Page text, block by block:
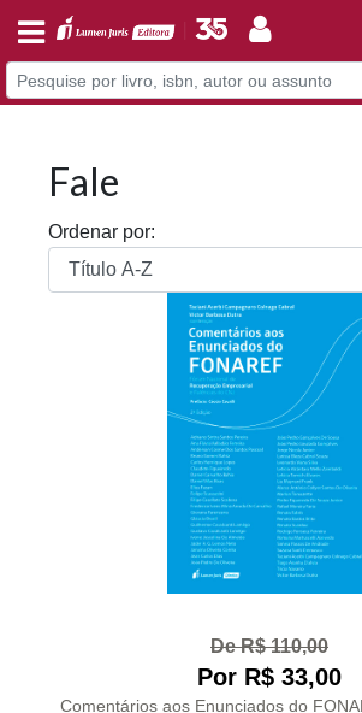
Fale
Ordenar por:
De R$ 110,00
Por R$ 33,00
Comentários aos Enunciados do